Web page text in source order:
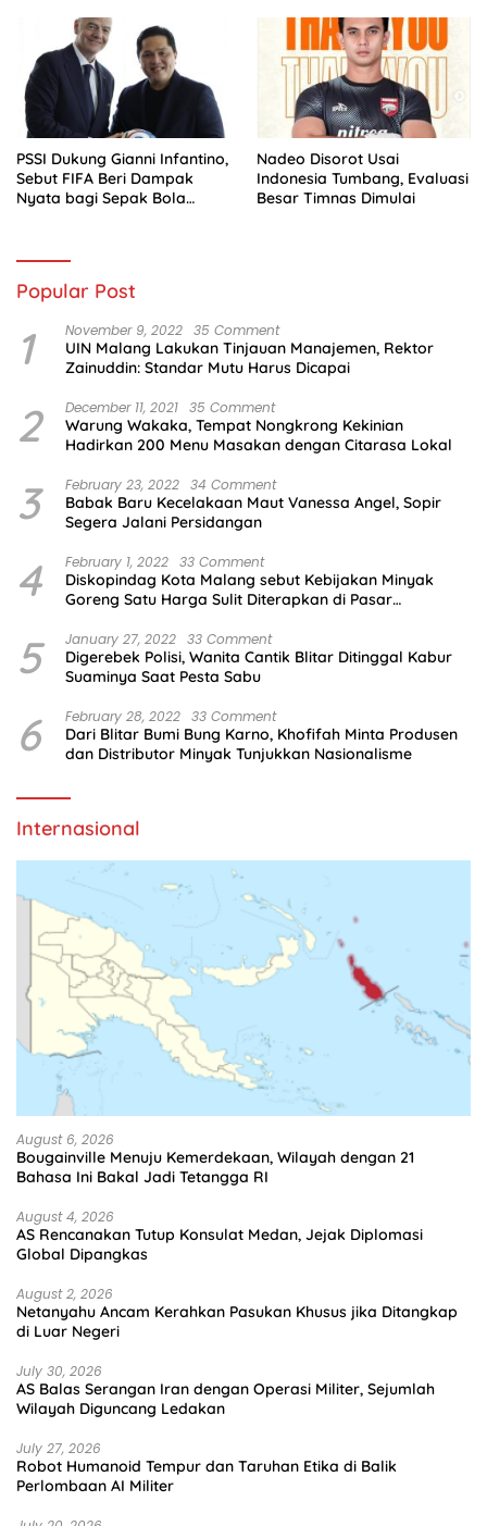
PSSI Dukung Gianni Infantino,
Sebut FIFA Beri Dampak
Nyata bagi Sepak Bola
Nadeo Disorot Usai
Indonesia Tumbang, Evaluasi
Besar Timnas Dimulai
Popular Post
1 November 9, 2022 35 Comment
UIN Malang Lakukan Tinjauan Manajemen, Rektor
Zainuddin: Standar Mutu Harus Dicapai
2 December 11, 2021 35 Comment
Warung Wakaka, Tempat Nongkrong Kekinian
Hadirkan 200 Menu Masakan dengan Citarasa Lokal
3 February 23, 2022 34 Comment
Babak Baru Kecelakaan Maut Vanessa Angel, Sopir
Segera Jalani Persidangan
4 February 1, 2022 33 Comment
Diskopindag Kota Malang sebut Kebijakan Minyak
Goreng Satu Harga Sulit Diterapkan di Pasar
5 January 27, 2022 33 Comment
Digerebek Polisi, Wanita Cantik Blitar Ditinggal Kabur
Suaminya Saat Pesta Sabu
6 February 28, 2022 33 Comment
Dari Blitar Bumi Bung Karno, Khofifah Minta Produsen
dan Distributor Minyak Tunjukkan Nasionalisme
Internasional
August 6, 2026
Bougainville Menuju Kemerdekaan, Wilayah dengan 21
Bahasa Ini Bakal Jadi Tetangga RI
August 4, 2026
AS Rencanakan Tutup Konsulat Medan, Jejak Diplomasi
Global Dipangkas
August 2, 2026
Netanyahu Ancam Kerahkan Pasukan Khusus jika Ditangkap
di Luar Negeri
July 30, 2026
AS Balas Serangan Iran dengan Operasi Militer, Sejumlah
Wilayah Diguncang Ledakan
July 27, 2026
Robot Humanoid Tempur dan Taruhan Etika di Balik
Perlombaan AI Militer